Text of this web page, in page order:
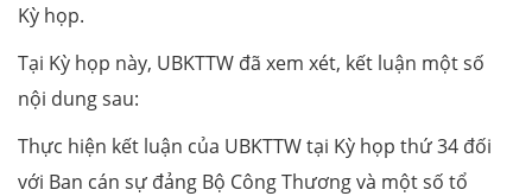
Kỳ họp.
Tại Kỳ họp này, UBKTTW đã xem xét, kết luận một số
nội dung sau:
Thực hiện kết luận của UBKTTW tại Kỳ họp thứ 34 đối
với Ban cán sự đảng Bộ Công Thương và một số tổ